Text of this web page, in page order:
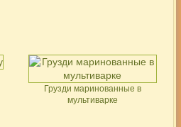
Грузди маринованные в
мультиварке